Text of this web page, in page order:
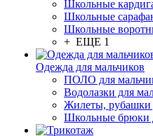
Школьные
Школьные
Школьные
+ ЕЩЕ 1
Одежда для мальчиков
ПОЛО для
Водолазки для
Жилеты, рубашки
Школьные брюки